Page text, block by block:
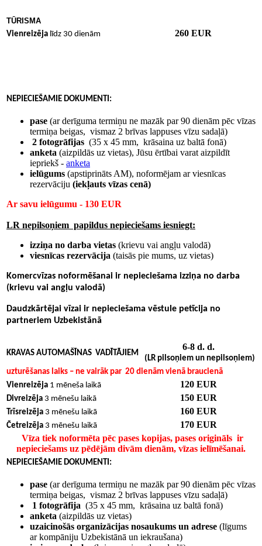
TŪRISMA
Vienreizēja līdz 30 dienām 260 EUR
NEPIECIEŠAMIE DOKUMENTI:
pase (ar derīguma termiņu ne mazāk par 90 dienām pēc vīzas
termiņa beigas, vismaz 2 brīvas lappuses vīzu sadaļā)
2 fotogrāfijas (35 х 45 mm, krāsaina uz baltā fonā)
anketa (aizpildās uz vietas), Jūsu ērtībai varat aizpildīt
iepriekš - anketa
ielūgums (apstiprināts AM), noformējam ar viesnīcas
rezervāciju (iekļauts vīzas cenā)
Ar savu ielūgumu - 130 EUR
LR nepilsoņiem papildus nepieciešams iesniegt:
izziņa no darba vietas (krievu vai angļu valodā)
viesnīcas rezervācija (taisās pie mums, uz vietas)
Komercvīzas noformēšanai ir nepieciešama izziņa no darba
(krievu vai angļu valodā)
Daudzkārtējai vīzai ir nepieciešama vēstule petīcija no
partneriem Uzbekistānā
KRAVAS AUTOMAŠĪNAS VADĪTĀJIEM
6-8 d. d.
(LR pilsoņiem un nepilsoņiem)
uzturēšanas laiks – ne vairāk par 20 dienām vienā braucienā
Vienreizēja 1 mēneša laikā 120 EUR
Divreizēja 3 mēnešu laikā 150 EUR
Trīsreizēja 3 mēnešu laikā 160 EUR
Četreizēja 3 mēnešu laikā
170 EUR
Vīza tiek noformēta pēc pases kopijas, pases origināls ir
nepieciešams uz pēdējām divām dienām, vīzas ielīmēšanai.
NEPIECIEŠAMIE DOKUMENTI:
pase (ar derīguma termiņu ne mazāk par 90 dienām pēc vīzas
termiņa beigas, vismaz 2 brīvas lappuses vīzu sadaļā)
1 fotogrāfija (35 х 45 mm, krāsaina uz baltā fonā)
anketa (aizpildās uz vietas)
uzaicinošās organizācijas nosaukums un adrese (līgums
ar kompāniju Uzbekistānā un iekraušana)